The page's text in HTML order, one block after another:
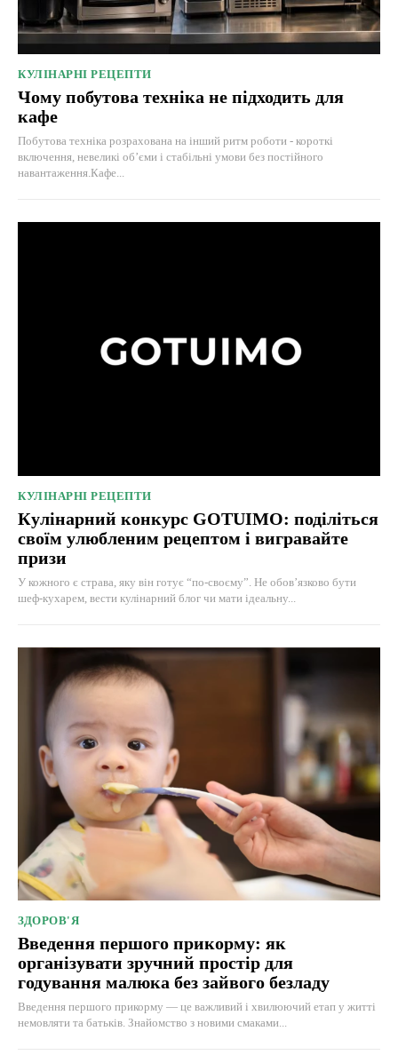
КУЛІНАРНІ РЕЦЕПТИ
Чому побутова техніка не підходить для
кафе
Побутова техніка розрахована на інший ритм роботи - короткі
включення, невеликі об’єми і стабільні умови без постійного
навантаження.Кафе...
КУЛІНАРНІ РЕЦЕПТИ
Кулінарний конкурс GOTUIMO: поділіться
своїм улюбленим рецептом і вигравайте
призи
У кожного є страва, яку він готує “по-своєму”. Не обов’язково бути
шеф-кухарем, вести кулінарний блог чи мати ідеальну...
ЗДОРОВ'Я
Введення першого прикорму: як
організувати зручний простір для
годування малюка без зайвого безладу
Введення першого прикорму — це важливий і хвилюючий етап у житті
немовляти та батьків. Знайомство з новими смаками...